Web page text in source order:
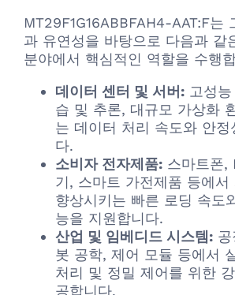
MT29F1G16ABBFAH4-AAT:F는
과 유연성을 바탕으로 다음과 같
분야에서 핵심적인 역할을 수행
데이터 센터 및 서버: 고성
습 및 추론, 대규모 가상화
는 데이터 처리 속도와 안정
다.
소비자 전자제품: 스마트폰,
기, 스마트 가전제품 등에서
향상시키는 빠른 로딩 속도
능을 지원합니다.
산업 및 임베디드 시스템:
봇 공학, 제어 모듈 등에서
처리 및 정밀 제어를 위한
공합니다.